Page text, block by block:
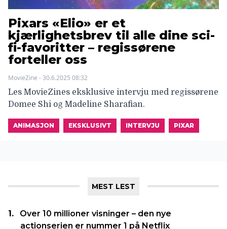
Pixars «Elio» er et
kjærlighetsbrev til alle dine sci-
fi-favoritter – regissørene
forteller oss
MovieZine - 30.6.2025 08:32
Les MovieZines eksklusive intervju med regissørene
Domee Shi og Madeline Sharafian.
ANIMASJON EKSKLUSIVT INTERVJU PIXAR
MEST LEST
Over 10 millioner visninger – den nye
actionserien er nummer 1 på Netflix